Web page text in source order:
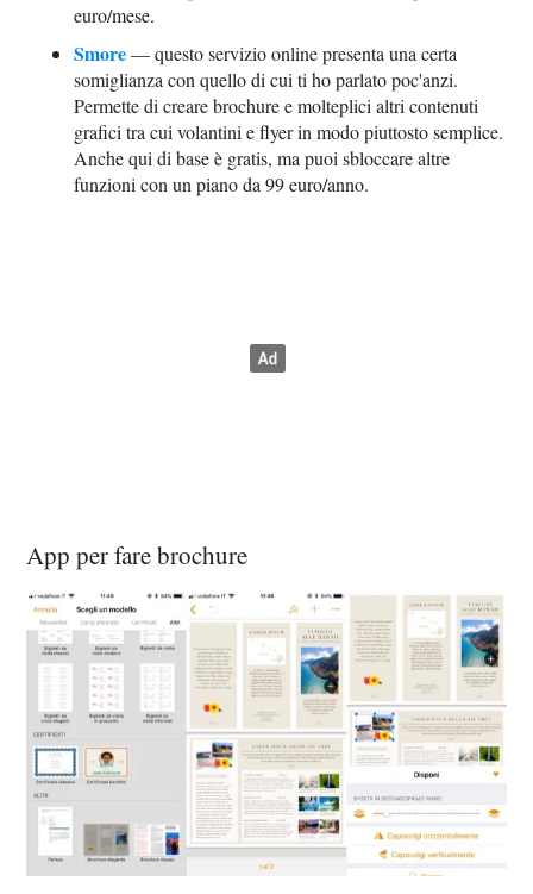
euro/mese.
Smore— questo servizio online presenta una certa
somiglianza con quello di cui ti ho parlato poc'anzi.
Permette di creare brochure e molteplici altri contenuti
grafici tra cui volantini e flyer in modo piuttosto semplice.
Anche qui di base è gratis, ma puoi sbloccare altre
funzioni con un piano da 99 euro/anno.
App per fare brochure